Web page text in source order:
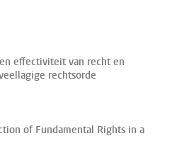
effectiviteit van recht en
rechtsorde
of Fundamental Rights in a